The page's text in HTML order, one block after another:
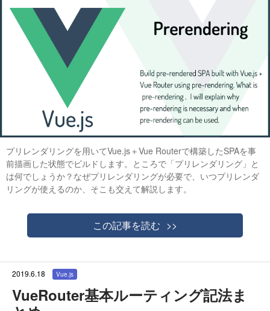
プリレンダリングを用いてVue.js＋Vue Routerで構築したSPAを事
前描画した状態でビルドします。ところで「プリレンダリング」と
は何でしょうか？なぜプリレンダリングが必要で、いつプリレンダ
リングが使えるのか、そこも交えて解説します。
この記事を読む
VueRouter基本ルーティング記法ま
2019.6.18 Vue.js